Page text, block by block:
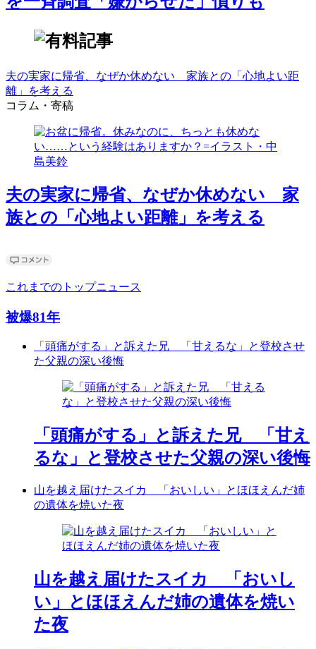
夫の実家に帰省、なぜか休めない 家族との「心地よい距
離」を考える
コラム・寄稿
夫の実家に帰省、なぜか休めない 家
族との「心地よい距離」を考える
これまでのトップニュース
被爆81年
「頭痛がする」と訴えた兄 「甘えるな」と登校させ
た父親の深い後悔
「頭痛がする」と訴えた兄 「甘え
るな」と登校させた父親の深い後悔
山を越え届けたスイカ 「おいしい」とほほえんだ姉
の遺体を焼いた夜
山を越え届けたスイカ 「おいし
い」とほほえんだ姉の遺体を焼い
た夜